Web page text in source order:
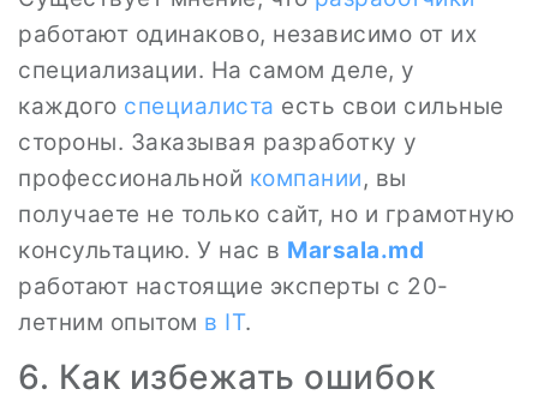
работают одинаково, независимо от их
специализации. На самом деле, у
каждого специалиста есть свои сильные
стороны. Заказывая разработку у
профессиональной компании, вы
получаете не только сайт, но и грамотную
консультацию. У нас в Marsala.md
работают настоящие эксперты с 20-
летним опытом в IT.
6. Как избежать ошибок